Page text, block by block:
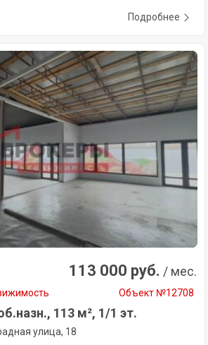
Подробнее
113 000 руб. / мес.
Объект №12708
113 м², 1/1 эт.
улица, 18